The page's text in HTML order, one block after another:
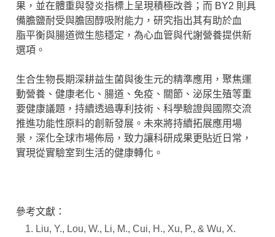
果，並在體重與發炎指標上呈現積極改善；而 BY2 則具
備膽鹽耐受與膽固醇吸附能力，研究指出其有助於血
脂平衡與腸道微生態穩定，為心血管與代謝營養提供新
選項。
生合生物長期深耕益生菌與後生元的精準應用，聚焦運
動營養、健康老化、腸道、免疫、關節、泌尿生殖等重
要健康議題，持續透過專利技術、科學驗證與國際交流
推進功能性原料的創新發展。未來將持續拓展應用場
景，深化全球市場佈局，致力讓科研成果更貼近日常，
實現從實驗室到生活的健康轉化。
參考文獻：
Liu, Y., Lou, W., Li, M., Cui, H., Xu, P., & Wu, X.